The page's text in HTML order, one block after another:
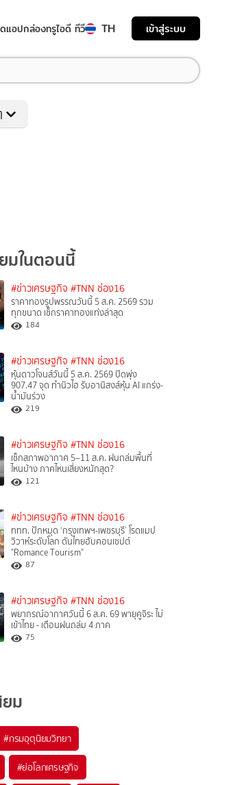
แอปกล่องทรูไอดี ทีวี TH เข้าสู่ระบบ
มในตอนนี้
#ข่าวเศรษฐกิจ #TNN ช่อง16
ราคาทองรูปพรรณวันนี้ 5 ส.ค. 2569 รวม
ทุกขนาด เช็กราคาทองแท่งล่าสุด
184
#ข่าวเศรษฐกิจ #TNN ช่อง16
หุ้นดาวโจนส์วันนี้ 5 ส.ค. 2569 ปิดพุ่ง
907.47 จุด ทำนิวไฮ รับอานิสงส์หุ้น AI แกร่ง-
น้ำมันร่วง
219
#ข่าวเศรษฐกิจ #TNN ช่อง16
เช็กสภาพอากาศ 5–11 ส.ค. ฝนถล่มพื้นที่
ไหนบ้าง ภาคไหนเสี่ยงหนักสุด?
121
#ข่าวเศรษฐกิจ #TNN ช่อง16
ททท. ปักหมุด ‘กรุงเทพฯ-เพชรบุรี’ โรดแมป
วิวาห์ระดับโลก ดันไทยฮับคอนเซปต์
"Romance Tourism"
87
#ข่าวเศรษฐกิจ #TNN ช่อง16
พยากรณ์อากาศวันนี้ 6 ส.ค. 69 พายุคูจิระ ไม่
เข้าไทย - เตือนฝนถล่ม 4 ภาค
75
ม
#กรมอุตุนิยมวิทยา
#ย่อโลกเศรษฐกิจ